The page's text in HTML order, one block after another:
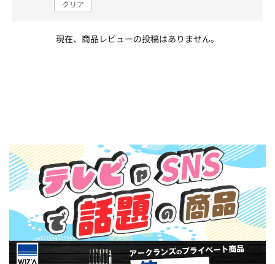
クリア
現在、商品レビューの投稿はありません。